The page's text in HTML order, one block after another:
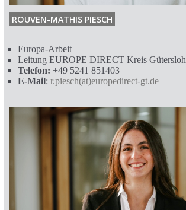
ROUVEN-MATHIS PIESCH
Europa-Arbeit
Leitung EUROPE DIRECT Kreis Gütersloh
Telefon: +49 5241 851403
E-Mail: r.piesch(at)europedirect-gt.de